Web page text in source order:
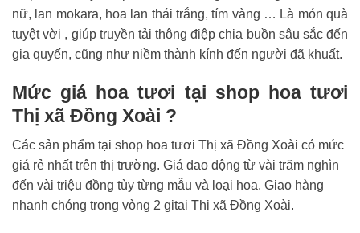
nữ, lan mokara, hoa lan thái trắng, tím vàng … Là món quà
tuyệt vời , giúp truyền tải thông điệp chia buồn sâu sắc đến
gia quyến, cũng như niềm thành kính đến người đã khuất.
Mức giá hoa tươi tại shop hoa tươi
Thị xã Đồng Xoài ?
Các sản phẩm tại shop hoa tươi Thị xã Đồng Xoài có mức
giá rẻ nhất trên thị trường. Giá dao động từ vài trăm nghìn
đến vài triệu đồng tùy từng mẫu và loại hoa. Giao hàng
nhanh chóng trong vòng 2 gitại Thị xã Đồng Xoài.